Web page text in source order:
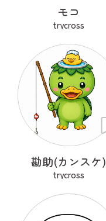
モコ
trycross
勘助(カンスケ)
trycross